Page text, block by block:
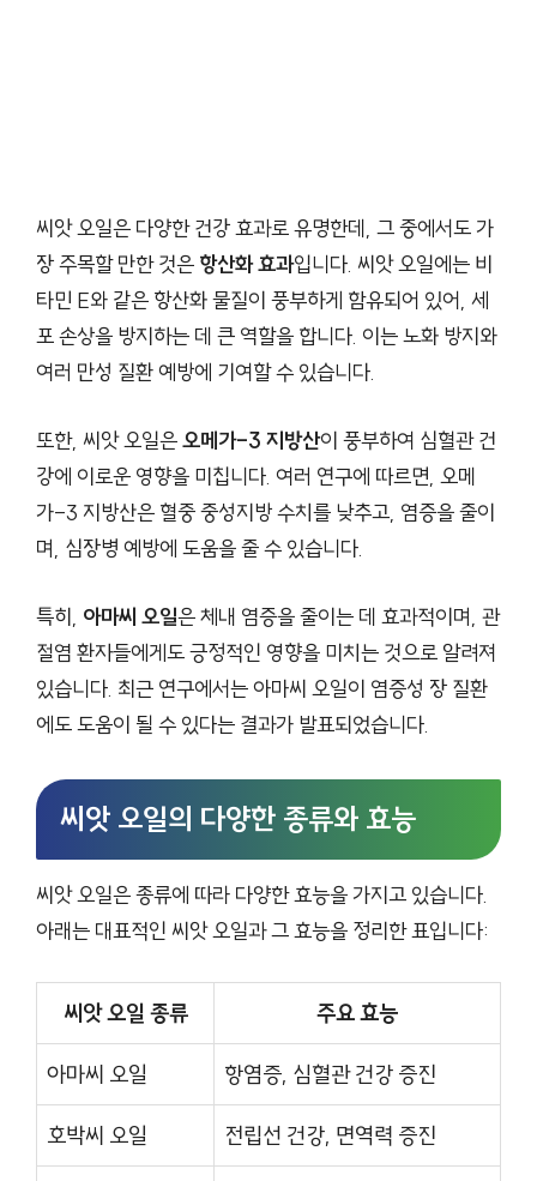
씨앗 오일은 다양한 건강 효과로 유명한데, 그 중에서도 가
장 주목할 만한 것은 항산화 효과입니다. 씨앗 오일에는 비
타민 E와 같은 항산화 물질이 풍부하게 함유되어 있어, 세
포 손상을 방지하는 데 큰 역할을 합니다. 이는 노화 방지와
여러 만성 질환 예방에 기여할 수 있습니다.
또한, 씨앗 오일은오메가-3 지방산이 풍부하여 심혈관 건
강에 이로운 영향을 미칩니다. 여러 연구에 따르면, 오메
가-3 지방산은 혈중 중성지방 수치를 낮추고, 염증을 줄이
며, 심장병 예방에 도움을 줄 수 있습니다.
특히, 아마씨 오일은 체내 염증을 줄이는 데 효과적이며, 관
절염 환자들에게도 긍정적인 영향을 미치는 것으로 알려져
있습니다. 최근 연구에서는 아마씨 오일이 염증성 장 질환
에도 도움이 될 수 있다는 결과가 발표되었습니다.
씨앗 오일의 다양한 종류와 효능
씨앗 오일은 종류에 따라 다양한 효능을 가지고 있습니다.
아래는 대표적인 씨앗 오일과 그 효능을 정리한 표입니다:
씨앗 오일 종류 주요 효능
아마씨 오일 항염증, 심혈관 건강 증진
호박씨 오일 전립선 건강, 면역력 증진